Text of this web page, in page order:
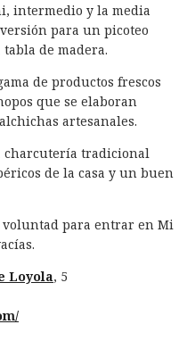
intermedio y la media
para un picoteo
de madera.
de productos frescos
que se elaboran
artesanales.
charcutería tradicional
de la casa y un buen
para entrar en Mi
Loyola, 5